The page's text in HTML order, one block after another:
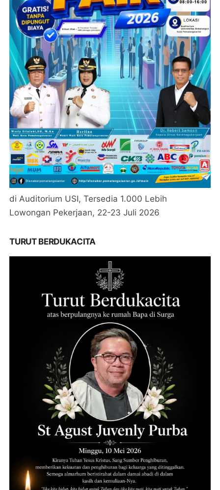
di Auditorium USI, Tersedia 1.000 Lebih
Lowongan Pekerjaan, 22-23 Juli 2026
TURUT BERDUKACITA